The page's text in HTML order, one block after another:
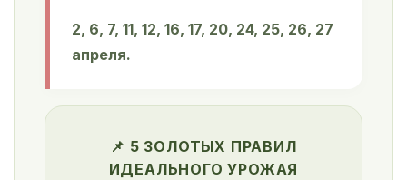
2, 6, 7, 11, 12, 16, 17, 20, 24, 25, 26, 27
апреля.
📌 5 ЗОЛОТЫХ ПРАВИЛ
ИДЕАЛЬНОГО УРОЖАЯ